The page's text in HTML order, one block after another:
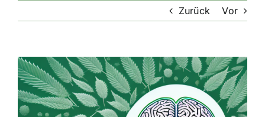
Zurück Vor
Zeige
grösseres
Bild